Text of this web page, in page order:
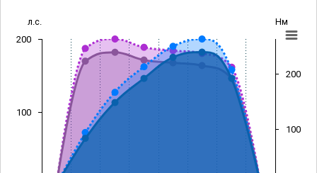
л.с. Нм
100
200
100
200